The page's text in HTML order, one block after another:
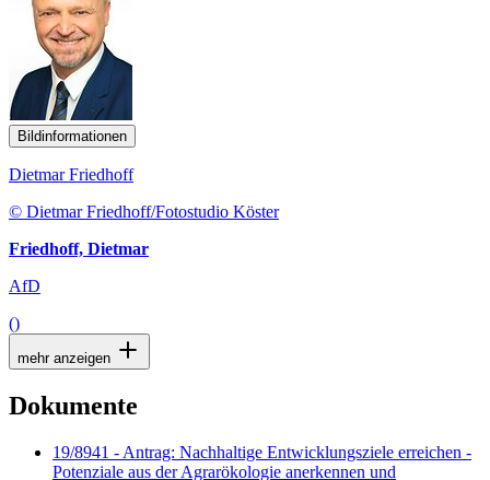
Bildinformationen
Dietmar Friedhoff
© Dietmar Friedhoff/Fotostudio Köster
Friedhoff, Dietmar
AfD
()
mehr anzeigen
Dokumente
19/8941 - Antrag: Nachhaltige Entwicklungsziele erreichen -
Potenziale aus der Agrarökologie anerkennen und